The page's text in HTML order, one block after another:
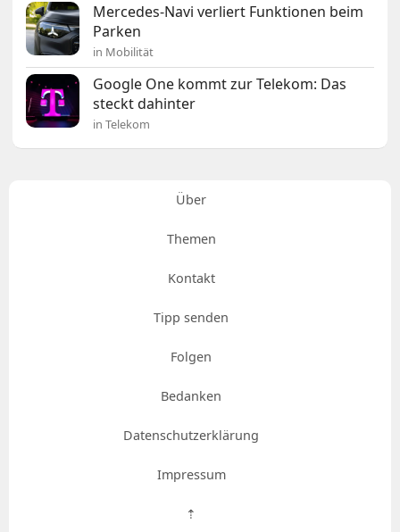
Mercedes-Navi verliert Funktionen beim
Parken
in Mobilität
Google One kommt zur Telekom: Das
steckt dahinter
in Telekom
Über
Themen
Kontakt
Tipp senden
Folgen
Bedanken
Datenschutzerklärung
Impressum
⇡